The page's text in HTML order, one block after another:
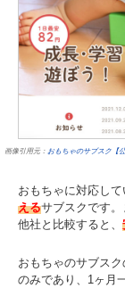
画像引用元： おもちゃのサブスク【
おもちゃに対応して
えるサブスクです
他社と比較すると、
おもちゃのサブス
のみであり、1ヶ月